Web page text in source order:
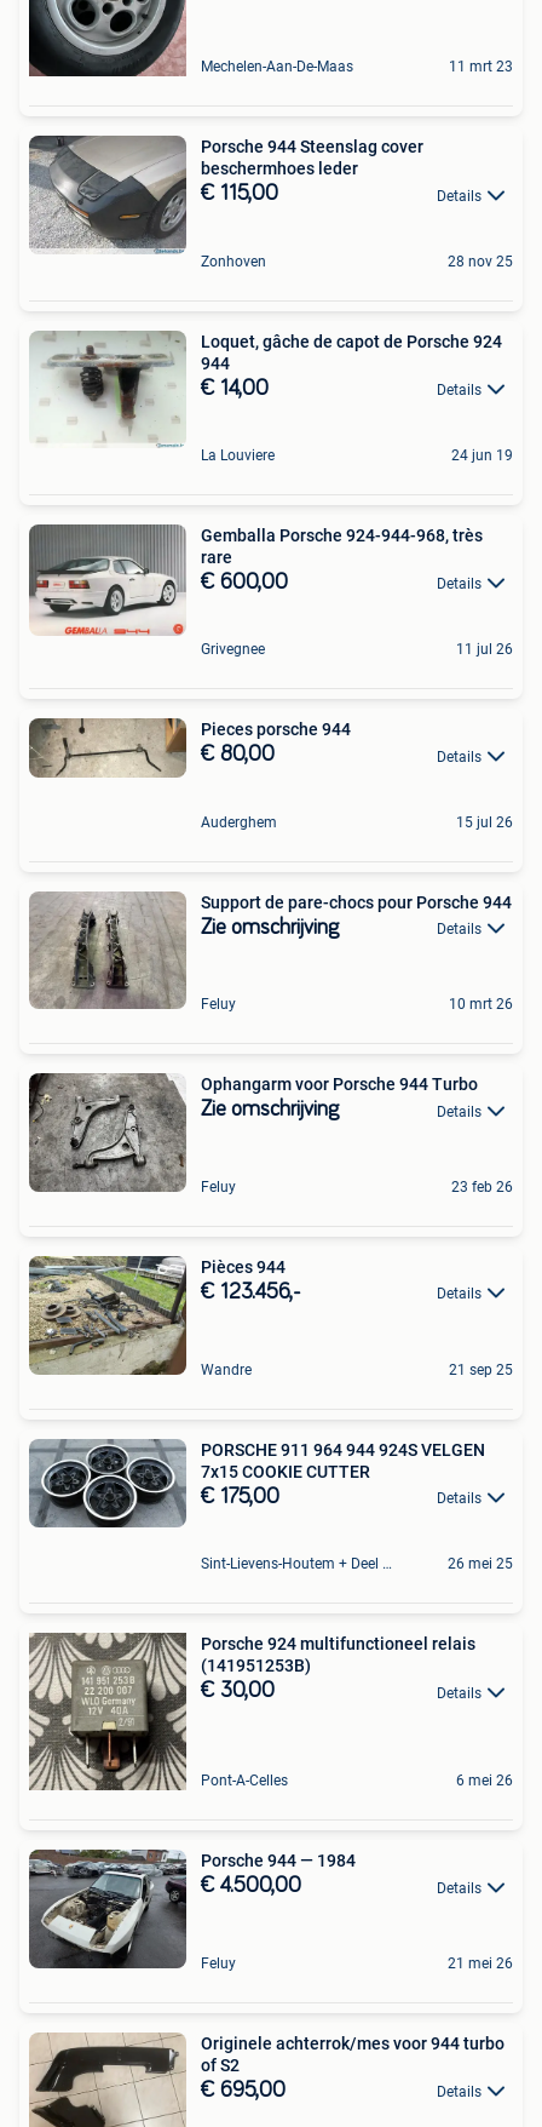
Mechelen-Aan-De-Maas 11 mrt 23
Porsche 944 Steenslag cover
beschermhoes leder
€ 115,00 Details
Zonhoven 28 nov 25
Loquet, gâche de capot de Porsche 924
944
€ 14,00 Details
La Louviere 24 jun 19
Gemballa Porsche 924-944-968, très
rare
€ 600,00 Details
Grivegnee 11 jul 26
Pieces porsche 944
€ 80,00 Details
Auderghem 15 jul 26
Support de pare-chocs pour Porsche 944
Zie omschrijving Details
Feluy 10 mrt 26
Ophangarm voor Porsche 944 Turbo
Zie omschrijving Details
Feluy 23 feb 26
Pièces 944
€ 123.456,- Details
Wandre 21 sep 25
PORSCHE 911 964 944 924S VELGEN
7x15 COOKIE CUTTER
€ 175,00 Details
Sint-Lievens-Houtem + Deel Oombergen 26 mei 25
Porsche 924 multifunctioneel relais
(141951253B)
€ 30,00 Details
Pont-A-Celles 6 mei 26
Porsche 944 — 1984
€ 4.500,00 Details
Feluy 21 mei 26
Originele achterrok/mes voor 944 turbo
of S2
€ 695,00 Details